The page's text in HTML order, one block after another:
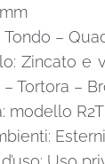
Tondo –
Zincato e
Tortora –
modello R2T
Esterni